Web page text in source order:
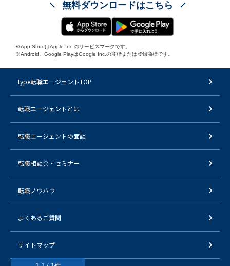
無料ダウンロードはこちら
※App StoreはApple Inc.のサービスマークです。
※Android、Google PlayはGoogle Inc.の商標または登録商標です。
type転職エージェントTOP
転職エージェントとは
転職エージェントの面談
転職相談会・セミナー
転職ノウハウ
よくあるご質問
サイトマップ